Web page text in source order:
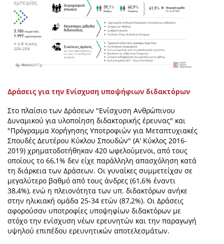
Δράσεις για την Ενίσχυση υποψήφιων διδακτόρων
Στο πλαίσιο των Δράσεων "Ενίσχυση Ανθρώπινου
Δυναμικού για υλοποίηση διδακτορικής έρευνας" και
"Πρόγραμμα Χορήγησης Υποτροφιών για Μεταπτυχιακές
Σπουδές Δευτέρου Κύκλου Σπουδών" (Α' Κύκλος 2016-
2019) χρηματοδοτήθηκαν 420 ωφελούμενοι, από τους
οποίους το 66,1% δεν είχε παράλληλη απασχόληση κατά
τη διάρκεια των Δράσεων. Οι γυναίκες συμμετείχαν σε
μεγαλύτερο βαθμό από τους άνδρες (61,6% έναντι
38,4%), ενώ η πλειονότητα των υπ. διδακτόρων ανήκε
στην ηλικιακή ομάδα 25-34 ετών (87,2%). Οι Δράσεις
αφορούσαν υποτροφίες υποψηφίων διδακτόρων με
στόχο την ενίσχυση νέων ερευνητών και την παραγωγή
υψηλού επιπέδου ερευνητικών αποτελεσμάτων.